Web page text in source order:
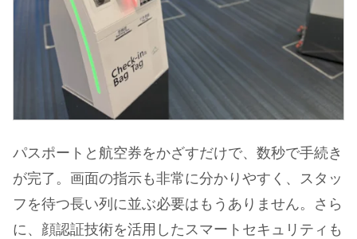
パスポートと航空券をかざすだけで、数秒で手続き
が完了。画面の指示も非常に分かりやすく、スタッ
フを待つ長い列に並ぶ必要はもうありません。さら
に、顔認証技術を活用したスマートセキュリティも